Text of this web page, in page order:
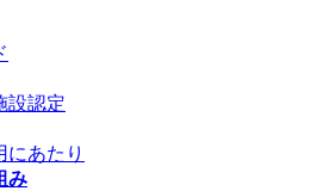
設認定
にあたり
み